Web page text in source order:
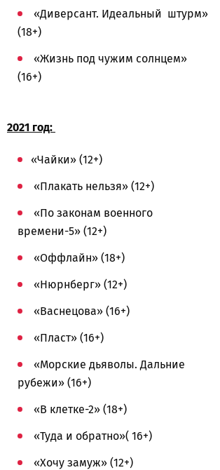
«Диверсант. Идеальный штурм»
(18+)
«Жизнь под чужим солнцем»
(16+)
2021 год:
«Чайки» (12+)
«Плакать нельзя» (12+)
«По законам военного
времени-5» (12+)
«Оффлайн» (18+)
«Нюрнберг» (12+)
«Васнецова» (16+)
«Пласт» (16+)
«Морские дьяволы. Дальние
рубежи» (16+)
«В клетке-2» (18+)
«Туда и обратно»( 16+)
«Хочу замуж» (12+)